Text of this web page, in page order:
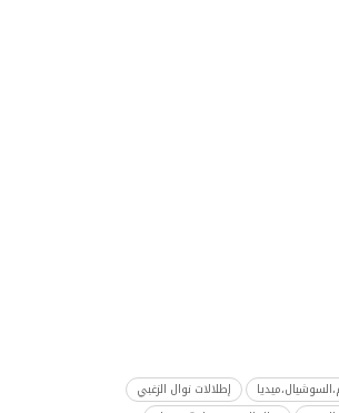
إطلالات نوال الزغبي